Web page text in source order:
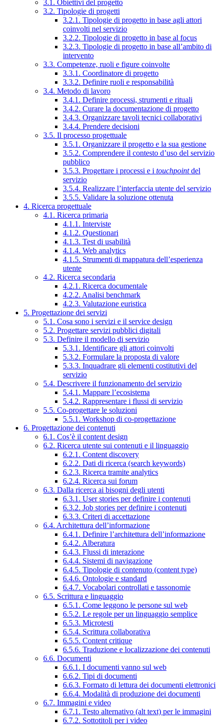
3.1. Obiettivi del progetto
3.2. Tipologie di progetti
3.2.1. Tipologie di progetto in base agli attori
coinvolti nel servizio
3.2.2. Tipologie di progetto in base al focus
3.2.3. Tipologie di progetto in base all’ambito di
intervento
3.3. Competenze, ruoli e figure coinvolte
3.3.1. Coordinatore di progetto
3.3.2. Definire ruoli e responsabilità
3.4. Metodo di lavoro
3.4.1. Definire processi, strumenti e rituali
3.4.2. Curare la documentazione di progetto
3.4.3. Organizzare tavoli tecnici collaborativi
3.4.4. Prendere decisioni
3.5. Il processo progettuale
3.5.1. Organizzare il progetto e la sua gestione
3.5.2. Comprendere il contesto d’uso del servizio
pubblico
3.5.3. Progettare i processi e i touchpointdel
servizio
3.5.4. Realizzare l’interfaccia utente del servizio
3.5.5. Validare la soluzione ottenuta
4. Ricerca progettuale
4.1. Ricerca primaria
4.1.1. Interviste
4.1.2. Questionari
4.1.3. Test di usabilità
4.1.4. Web analytics
4.1.5. Strumenti di mappatura dell’esperienza
utente
4.2. Ricerca secondaria
4.2.1. Ricerca documentale
4.2.2. Analisi benchmark
4.2.3. Valutazione euristica
5. Progettazione dei servizi
5.1. Cosa sono i servizi e il service design
5.2. Progettare servizi pubblici digitali
5.3. Definire il modello di servizio
5.3.1. Identificare gli attori coinvolti
5.3.2. Formulare la proposta di valore
5.3.3. Inquadrare gli elementi costitutivi del
servizio
5.4. Descrivere il funzionamento del servizio
5.4.1. Mappare l’ecosistema
5.4.2. Rappresentare i flussi di servizio
5.5. Co-progettare le soluzioni
5.5.1. Workshop di co-progettazione
6. Progettazione dei contenuti
6.1. Cos’è il content design
6.2. Ricerca utente sui contenuti e il linguaggio
6.2.1. Content discovery
6.2.2. Dati di ricerca (search keywords)
6.2.3. Ricerca tramite analytics
6.2.4. Ricerca sui forum
6.3. Dalla ricerca ai bisogni degli utenti
6.3.1. User stories per definire i contenuti
6.3.2. Job stories per definire i contenuti
6.3.3. Criteri di accettazione
6.4. Architettura dell’informazione
6.4.1. Definire l’architettura dell’informazione
6.4.2. Alberatura
6.4.3. Flussi di interazione
6.4.4. Sistemi di navigazione
6.4.5. Tipologie di contenuto (content type)
6.4.6. Ontologie e standard
6.4.7. Vocabolari controllati e tassonomie
6.5. Scrittura e linguaggio
6.5.1. Come leggono le persone sul web
6.5.2. Le regole per un linguaggio semplice
6.5.3. Microtesti
6.5.4. Scrittura collaborativa
6.5.5. Content critique
6.5.6. Traduzione e localizzazione dei contenuti
6.6. Documenti
6.6.1. I documenti vanno sul web
6.6.2. Tipi di documenti
6.6.3. Formato di lettura dei documenti elettronici
6.6.4. Modalità di produzione dei documenti
6.7. Immagini e video
6.7.1. Testo alternativo (alt text) per le immagini
6.7.2. Sottotitoli per i video